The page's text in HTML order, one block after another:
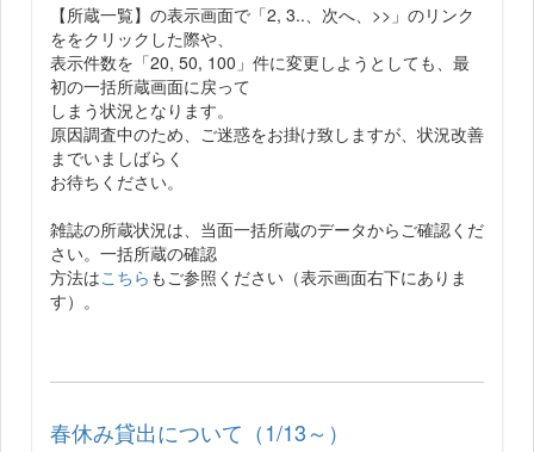
【所蔵一覧】の表示画面で「2, 3..、次へ、>>」のリンク
ををクリックした際や、
表示件数を「20, 50, 100」件に変更しようとしても、最
初の一括所蔵画面に戻って
しまう状況となります。
原因調査中のため、ご迷惑をお掛け致しますが、状況改善
までいましばらく
お待ちください。
雑誌の所蔵状況は、当面一括所蔵のデータからご確認くだ
さい。一括所蔵の確認
方法はこちら もご参照ください（表示画面右下にありま
す）。
春休み貸出について（1/13～）